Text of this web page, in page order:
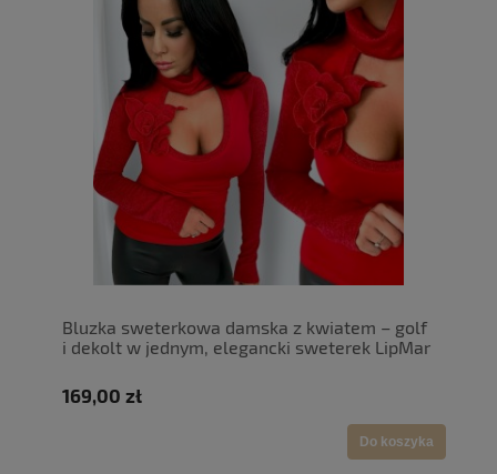
Bluzka sweterkowa damska z kwiatem – golf
i dekolt w jednym, elegancki sweterek LipMar
169,00 zł
Do koszyka